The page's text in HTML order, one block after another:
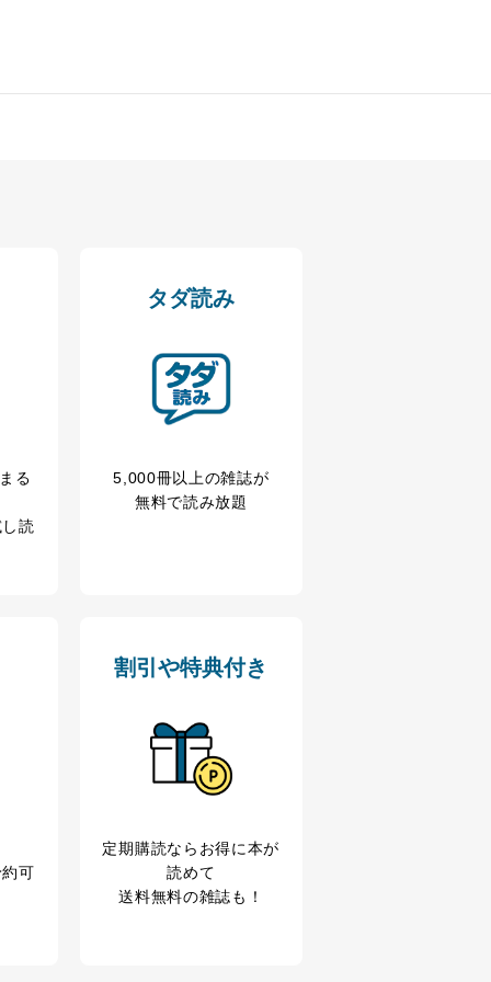
ベース等を取り扱う情報
までご連絡ください。
セス・利用・提供・管理
る
読
タダ読み
5,000冊以上の雑誌が
無料で読み放題
可
割引や特典付き
定期購読なら お得に本が
読めて
送料無料の雑誌も！